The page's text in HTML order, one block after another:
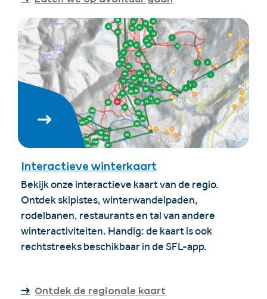
Interactieve winterkaart
Bekijk onze interactieve kaart van de regio.
Ontdek skipistes, winterwandelpaden,
rodelbanen, restaurants en tal van andere
winteractiviteiten. Handig: de kaart is ook
rechtstreeks beschikbaar in de SFL-app.
Ontdek de regionale kaart